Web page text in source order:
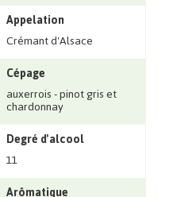
Appelation
Crémant d'Alsace
Cépage
auxerrois - pinot gris et
chardonnay
Degré d'alcool
11